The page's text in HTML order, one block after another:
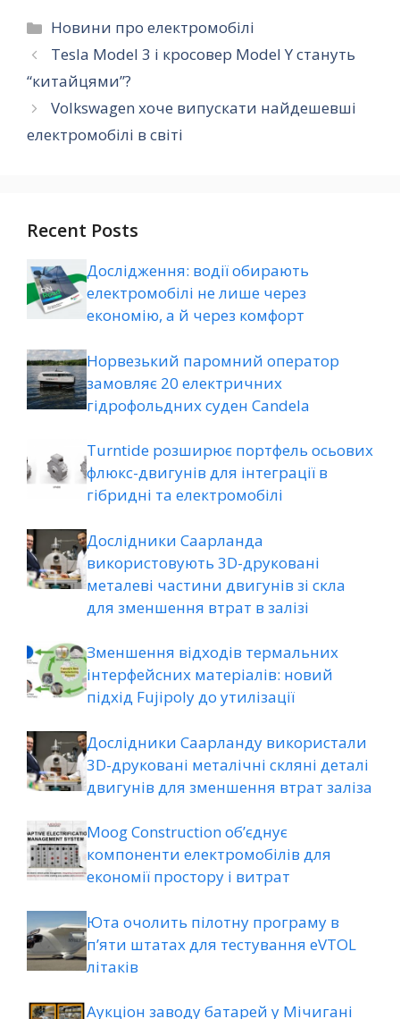
Категорії
Новини про електромобілі
Tesla Model 3 і кросовер Model Y стануть
“китайцями”?
Volkswagen хоче випускати найдешевші
електромобілі в світі
Recent Posts
Дослідження: водії обирають
електромобілі не лише через
економію, а й через комфорт
Норвезький паромний оператор
замовляє 20 електричних
гідрофольдних суден Candela
Turntide розширює портфель осьових
флюкс-двигунів для інтеграції в
гібридні та електромобілі
Дослідники Саарланда
використовують 3D-друковані
металеві частини двигунів зі скла
для зменшення втрат в залізі
Зменшення відходів термальних
інтерфейсних матеріалів: новий
підхід Fujipoly до утилізації
Дослідники Саарланду використали
3D-друковані металічні скляні деталі
двигунів для зменшення втрат заліза
Moog Construction об’єднує
компоненти електромобілів для
економії простору і витрат
Юта очолить пілотну програму в
п’яти штатах для тестування eVTOL
літаків
Аукціон заводу батарей у Мічигані